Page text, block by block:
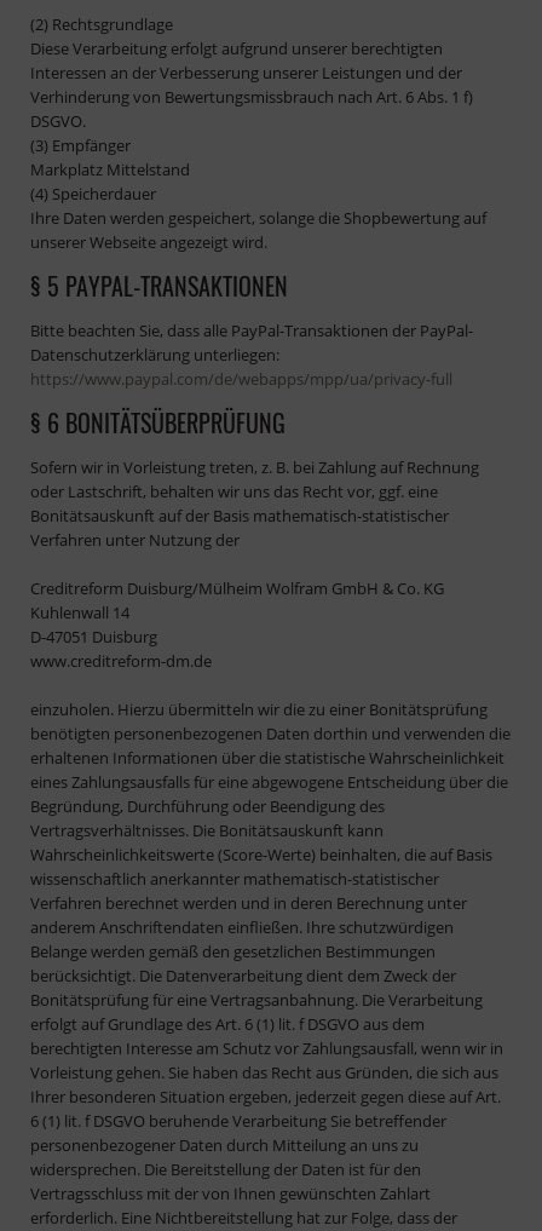
(2) Rechtsgrundlage
Diese Verarbeitung erfolgt aufgrund unserer berechtigten
Interessen an der Verbesserung unserer Leistungen und der
Verhinderung von Bewertungsmissbrauch nach Art. 6 Abs. 1 f)
DSGVO.
(3) Empfänger
Markplatz Mittelstand
(4) Speicherdauer
Ihre Daten werden gespeichert, solange die Shopbewertung auf
unserer Webseite angezeigt wird.
§ 5 PAYPAL-TRANSAKTIONEN
Bitte beachten Sie, dass alle PayPal-Transaktionen der PayPal-
Datenschutzerklärung unterliegen:
https://www.paypal.com/de/webapps/mpp/ua/privacy-full
§ 6 BONITÄTSÜBERPRÜFUNG
Sofern wir in Vorleistung treten, z. B. bei Zahlung auf Rechnung
oder Lastschrift, behalten wir uns das Recht vor, ggf. eine
Bonitätsauskunft auf der Basis mathematisch-statistischer
Verfahren unter Nutzung der
Creditreform Duisburg/Mülheim Wolfram GmbH & Co. KG
Kuhlenwall 14
D-47051 Duisburg
www.creditreform-dm.de
einzuholen. Hierzu übermitteln wir die zu einer Bonitätsprüfung
benötigten personenbezogenen Daten dorthin und verwenden die
erhaltenen Informationen über die statistische Wahrscheinlichkeit
eines Zahlungsausfalls für eine abgewogene Entscheidung über die
Begründung, Durchführung oder Beendigung des
Vertragsverhältnisses. Die Bonitätsauskunft kann
Wahrscheinlichkeitswerte (Score-Werte) beinhalten, die auf Basis
wissenschaftlich anerkannter mathematisch-statistischer
Verfahren berechnet werden und in deren Berechnung unter
anderem Anschriftendaten einfließen. Ihre schutzwürdigen
Belange werden gemäß den gesetzlichen Bestimmungen
berücksichtigt. Die Datenverarbeitung dient dem Zweck der
Bonitätsprüfung für eine Vertragsanbahnung. Die Verarbeitung
erfolgt auf Grundlage des Art. 6 (1) lit. f DSGVO aus dem
berechtigten Interesse am Schutz vor Zahlungsausfall, wenn wir in
Vorleistung gehen. Sie haben das Recht aus Gründen, die sich aus
Ihrer besonderen Situation ergeben, jederzeit gegen diese auf Art.
6 (1) lit. f DSGVO beruhende Verarbeitung Sie betreffender
personenbezogener Daten durch Mitteilung an uns zu
widersprechen. Die Bereitstellung der Daten ist für den
Vertragsschluss mit der von Ihnen gewünschten Zahlart
erforderlich. Eine Nichtbereitstellung hat zur Folge, dass der